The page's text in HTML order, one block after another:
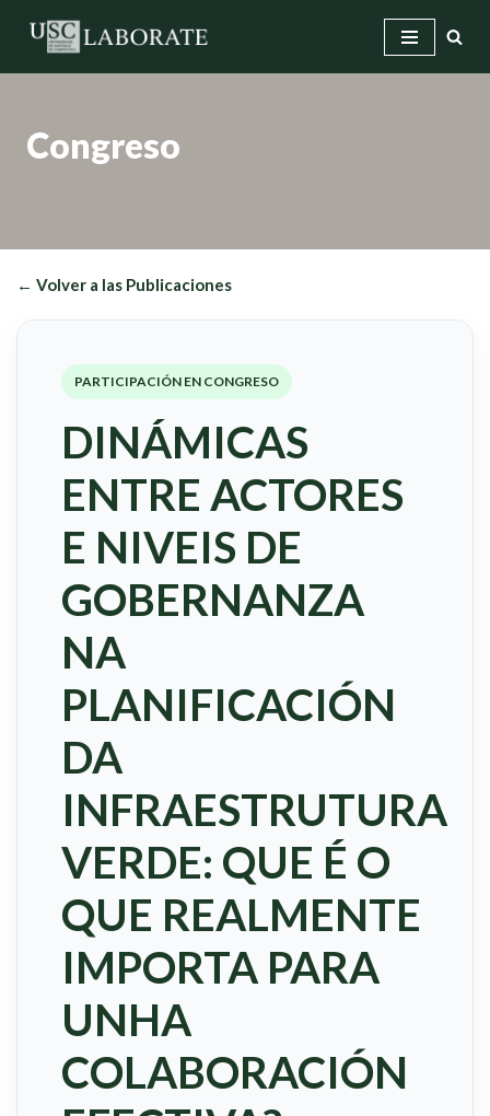
Saltar
Congreso
← Volver a las Publicaciones
PARTICIPACIÓN EN CONGRESO
DINÁMICAS
ENTRE ACTORES
E NIVEIS DE
GOBERNANZA
NA
PLANIFICACIÓN
DA
INFRAESTRUTURA
VERDE: QUE É O
QUE REALMENTE
IMPORTA PARA
UNHA
COLABORACIÓN